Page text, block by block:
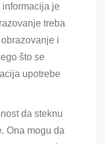
informacija je
treba
i
što se
upotrebe
da steknu
Ona mogu da